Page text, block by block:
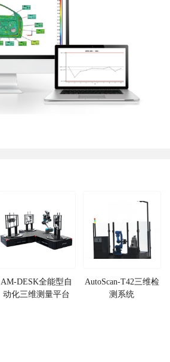
AM-DESK全能型自
动化三维测量平台
AutoScan-T42三维检
测系统